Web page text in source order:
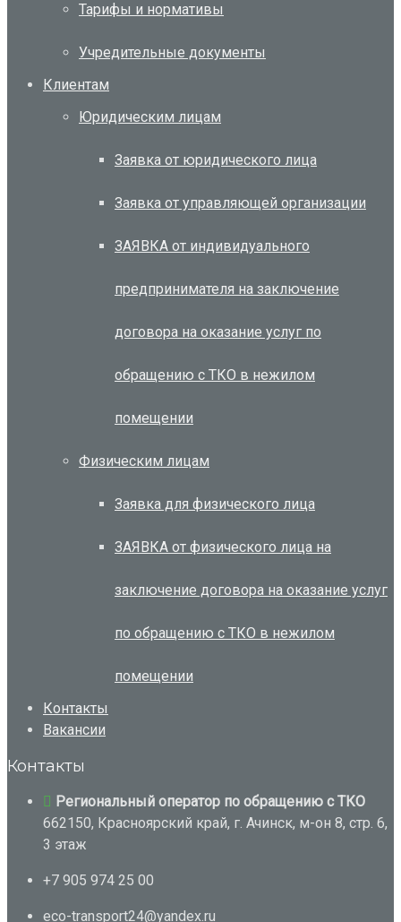
Тарифы и нормативы
Учредительные документы
Клиентам
Юридическим лицам
Заявка от юридического лица
Заявка от управляющей организации
ЗАЯВКА от индивидуального
предпринимателя на заключение
договора на оказание услуг по
обращению с ТКО в нежилом
помещении
Физическим лицам
Заявка для физического лица
ЗАЯВКА от физического лица на
заключение договора на оказание услуг
по обращению с ТКО в нежилом
помещении
Контакты
Вакансии
Контакты
Региональный оператор по обращению с ТКО
662150, Красноярский край, г. Ачинск, м-он 8, стр. 6,
3 этаж
+7 905 974 25 00
eco-transport24@yandex.ru